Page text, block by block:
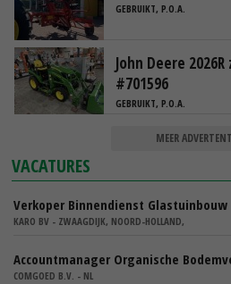
GEBRUIKT, P.O.A.
John Deere
#701596
GEBRUIKT, P.O.A.
MEER
VACATURES
Verkoper Binnendienst Glastuinbouw
KARO BV - ZWAAGDIJK, NOORD-HOLLAND,
Accountmanager Organische
COMGOED B.V. - NL